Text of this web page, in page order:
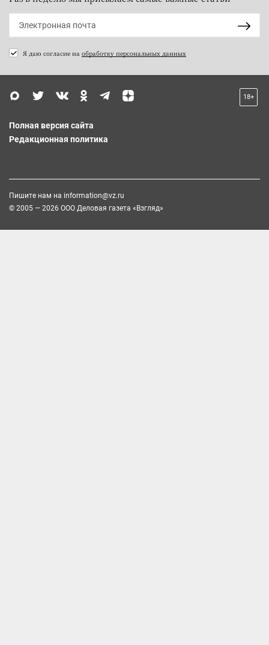
Я даю согласие на обработку персональных данных
18+
Полная версия сайта
Редакционная политика
Пишите нам на information@vz.ru
© 2005 — 2026 ООО Деловая газета «Взгляд»